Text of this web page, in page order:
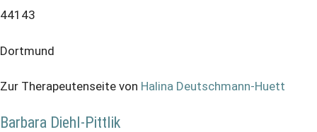
44143
Dortmund
Zur Therapeutenseite von Halina Deutschmann-Huett
Barbara Diehl-Pittlik